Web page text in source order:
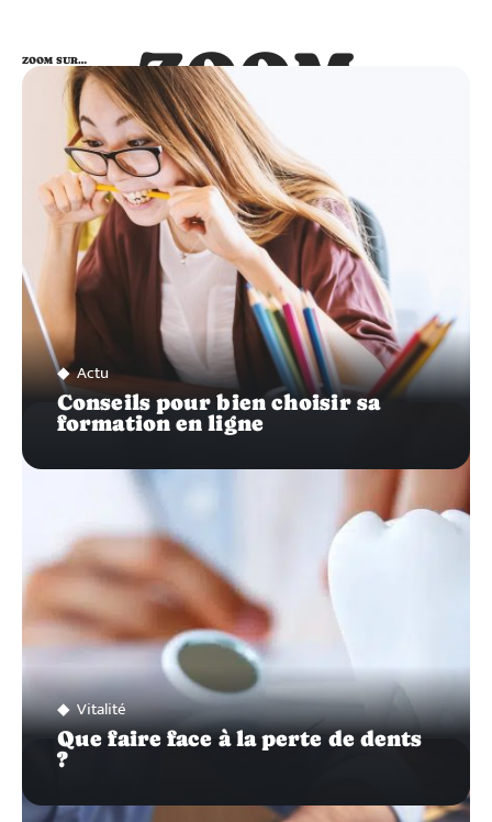
ZOOM
SUR…
ZOOM SUR…
Actu
Conseils pour bien choisir sa
formation en ligne
Vitalité
Que faire face à la perte de dents
?